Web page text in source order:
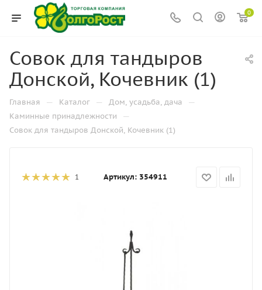
0
Совок для тандыров
Донской, Кочевник (1)
Главная — Каталог — Дом, усадьба, дача —
Каминные принадлежности —
Совок для тандыров Донской, Кочевник (1)
1 Артикул: 354911